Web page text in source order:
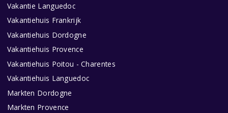
Vakantie Languedoc
Vakantiehuis Frankrijk
Vakantiehuis Dordogne
Vakantiehuis Provence
Vakantiehuis Poitou - Charentes
Vakantiehuis Languedoc
Markten Dordogne
Markten Provence